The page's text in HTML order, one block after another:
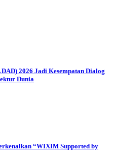
2026 Jadi Kesempatan Dialog
Dunia
“WIXIM Supported by